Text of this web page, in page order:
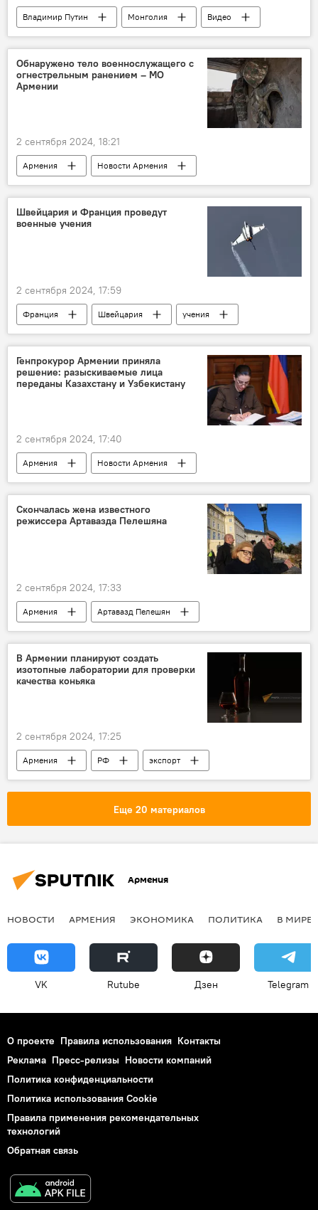
Владимир Путин Монголия
Видео
визит
Обнаружено тело военнослужащего с
огнестрельным ранением – МО
Армении
2 сентября 2024, 18:21
Армения
Новости Армения
Общество
МО
тело
военнослужащий
ранение
Швейцария и Франция проведут
военные учения
2 сентября 2024, 17:59
Франция Швейцария учения
Генпрокурор Армении приняла
решение: разыскиваемые лица
переданы Казахстану и Узбекистану
2 сентября 2024, 17:40
Армения
Новости Армения
Политика
Общество
Казахстан
Скончалась жена известного
режиссера Артавазда Пелешяна
2 сентября 2024, 17:33
Армения
Артавазд Пелешян
Культура
Новости Армения
В Армении планируют создать
изотопные лаборатории для проверки
качества коньяка
2 сентября 2024, 17:25
Армения РФ
экспорт
Армянский коньяк
Еще 20 материалов
Армения
НОВОСТИ АРМЕНИЯ ЭКОНОМИКА ПОЛИТИКА В МИРЕ
VK Rutube Дзен Telegram
О проекте Правила использования Контакты
Реклама Пресс-релизы Новости компаний
Политика конфиденциальности
Политика использования Cookie
Правила применения рекомендательных
технологий
Обратная связь